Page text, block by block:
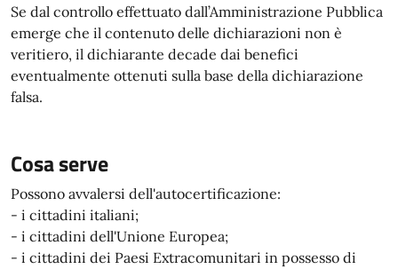
Se dal controllo effettuato dall’Amministrazione Pubblica
emerge che il contenuto delle dichiarazioni non è
veritiero, il dichiarante decade dai benefici
eventualmente ottenuti sulla base della dichiarazione
falsa.
Cosa serve
Possono avvalersi dell'autocertificazione:
- i cittadini italiani;
- i cittadini dell'Unione Europea;
- i cittadini dei Paesi Extracomunitari in possesso di